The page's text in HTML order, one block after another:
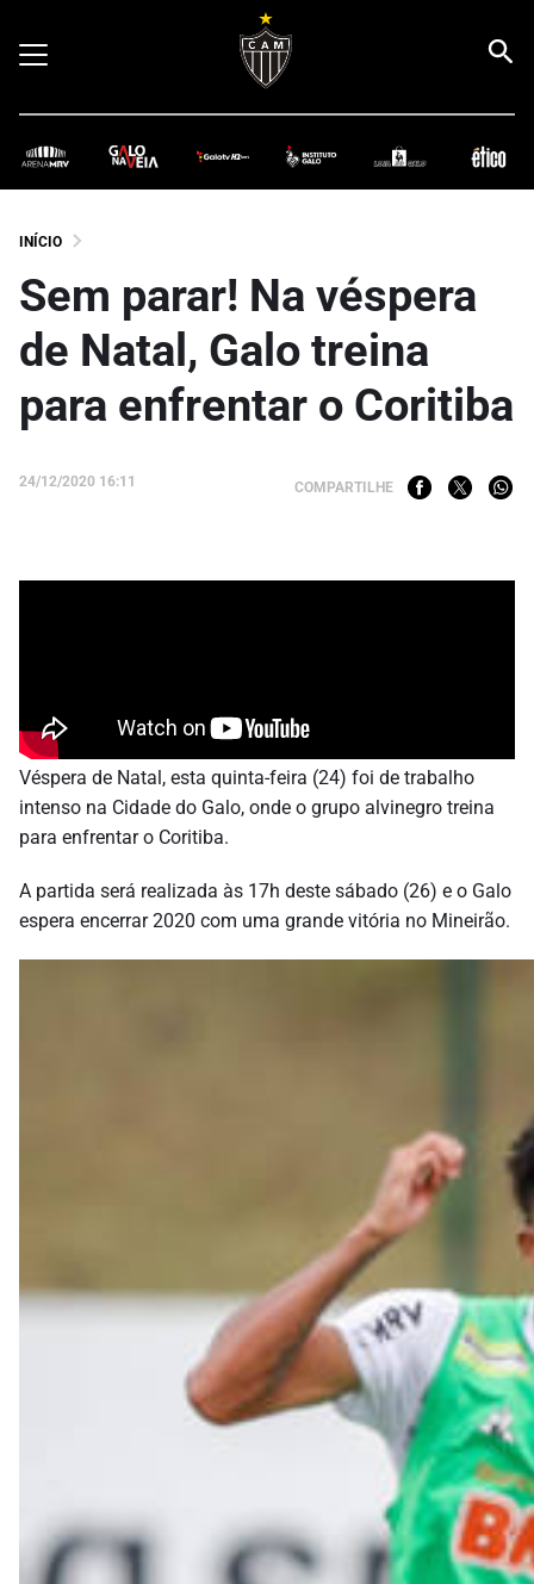
INÍCIO
Sem parar! Na véspera
de Natal, Galo treina
para enfrentar o Coritiba
24/12/2020 16:11 COMPARTILHE
Véspera de Natal, esta quinta-feira (24) foi de trabalho
intenso na Cidade do Galo, onde o grupo alvinegro treina
para enfrentar o Coritiba.
A partida será realizada às 17h deste sábado (26) e o Galo
espera encerrar 2020 com uma grande vitória no Mineirão.